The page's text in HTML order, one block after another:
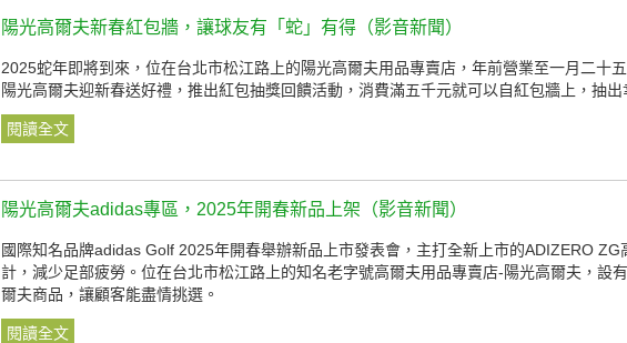
陽光高爾夫新春紅包牆，讓球友有「蛇」有得（影音新聞）
2025蛇年即將到來，位在台北市松江路上的陽光高爾夫用品專賣店，年前營業至一月二十
陽光高爾夫迎新春送好禮，推出紅包抽獎回饋活動，消費滿五千元就可以自紅包牆上，抽出
閱讀全文
陽光高爾夫adidas專區，2025年開春新品上架（影音新聞）
國際知名品牌adidas Golf 2025年開春舉辦新品上市發表會，主打全新上市的ADIZERO
計，減少足部疲勞。位在台北市松江路上的知名老字號高爾夫用品專賣店-陽光高爾夫，設
爾夫商品，讓顧客能盡情挑選。
閱讀全文